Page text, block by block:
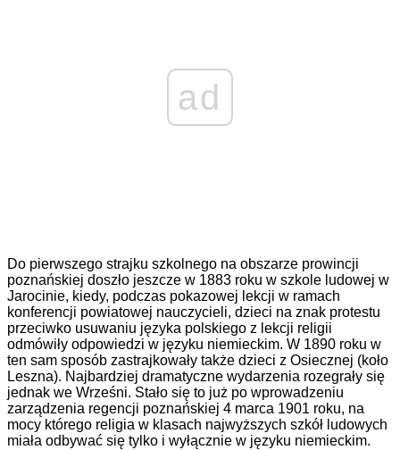
ad
Do pierwszego strajku szkolnego na obszarze prowincji
poznańskiej doszło jeszcze w 1883 roku w szkole ludowej w
Jarocinie, kiedy, podczas pokazowej lekcji w ramach
konferencji powiatowej nauczycieli, dzieci na znak protestu
przeciwko usuwaniu języka polskiego z lekcji religii
odmówiły odpowiedzi w języku niemieckim. W 1890 roku w
ten sam sposób zastrajkowały także dzieci z Osiecznej (koło
Leszna). Najbardziej dramatyczne wydarzenia rozegrały się
jednak we Wrześni. Stało się to już po wprowadzeniu
zarządzenia regencji poznańskiej 4 marca 1901 roku, na
mocy którego religia w klasach najwyższych szkół ludowych
miała odbywać się tylko i wyłącznie w języku niemieckim.